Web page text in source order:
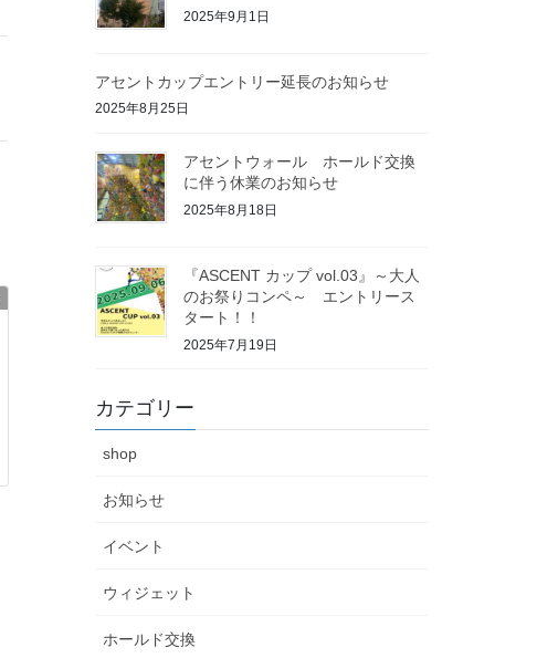
2025年9月1日
アセントカップエントリー延長のお知らせ
2025年8月25日
アセントウォール ホールド交換
に伴う休業のお知らせ
2025年8月18日
『ASCENT カップ vol.03』～大人
のお祭りコンペ～ エントリース
タート！！
2025年7月19日
カテゴリー
shop
お知らせ
イベント
ウィジェット
ホールド交換